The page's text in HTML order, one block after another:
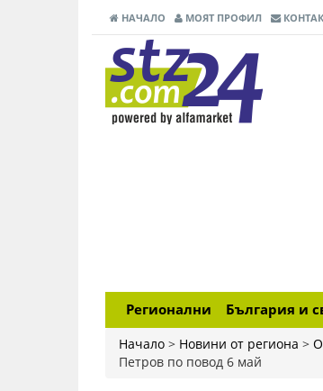
НАЧАЛО МОЯТ ПРОФИЛ
Регионални България и
Начало > Новини от региона >
Петров по повод 6 май